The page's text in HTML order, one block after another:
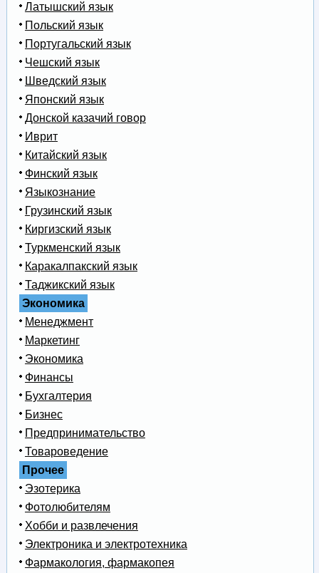
Латышский язык
Польский язык
Португальский язык
Чешский язык
Шведский язык
Японский язык
Донской казачий говор
Иврит
Китайский язык
Финский язык
Языкознание
Грузинский язык
Киргизский язык
Туркменский язык
Каракалпакский язык
Таджикский язык
Экономика
Менеджмент
Маркетинг
Экономика
Финансы
Бухгалтерия
Бизнес
Предпринимательство
Товароведение
Прочее
Эзотерика
Фотолюбителям
Хобби и развлечения
Электроника и электротехника
Фармакология, фармакопея